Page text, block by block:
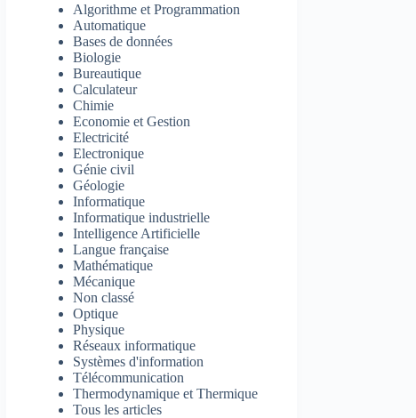
Algorithme et Programmation
Automatique
Bases de données
Biologie
Bureautique
Calculateur
Chimie
Economie et Gestion
Electricité
Electronique
Génie civil
Géologie
Informatique
Informatique industrielle
Intelligence Artificielle
Langue française
Mathématique
Mécanique
Non classé
Optique
Physique
Réseaux informatique
Systèmes d'information
Télécommunication
Thermodynamique et Thermique
Tous les articles